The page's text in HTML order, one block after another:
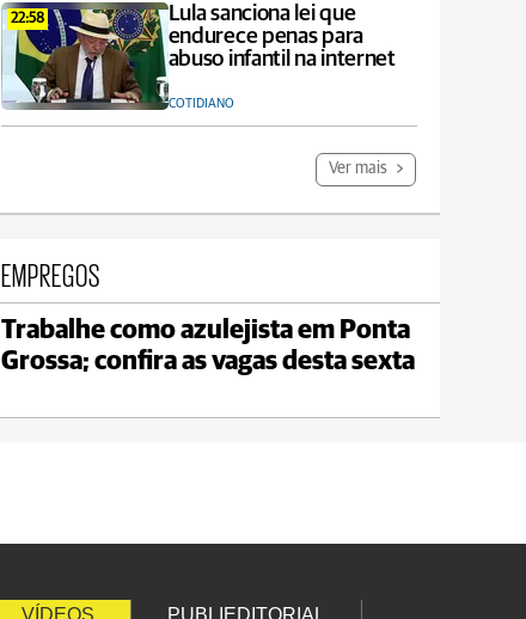
22:58
Lula sanciona lei que
endurece penas para
abuso infantil na internet
COTIDIANO
Ver mais
Jaguariaíva
max 22°C min 19°C
EMPREGOS
Trabalhe como azulejista em Ponta
Grossa; confira as vagas desta sexta
VÍDEOS PUBLIEDITORIAL